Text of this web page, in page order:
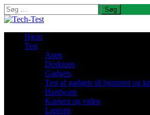
Søg
efter:
Hjem
Test
Apps
Desktops
Gadgets
Test af gadgets til hjemmet og
Hardware
Kamera og video
Laptops